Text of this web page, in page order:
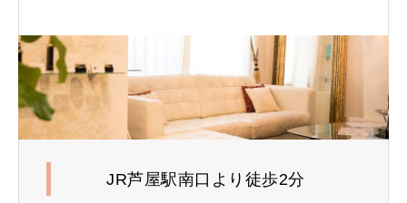
JR芦屋駅南口より徒歩2分